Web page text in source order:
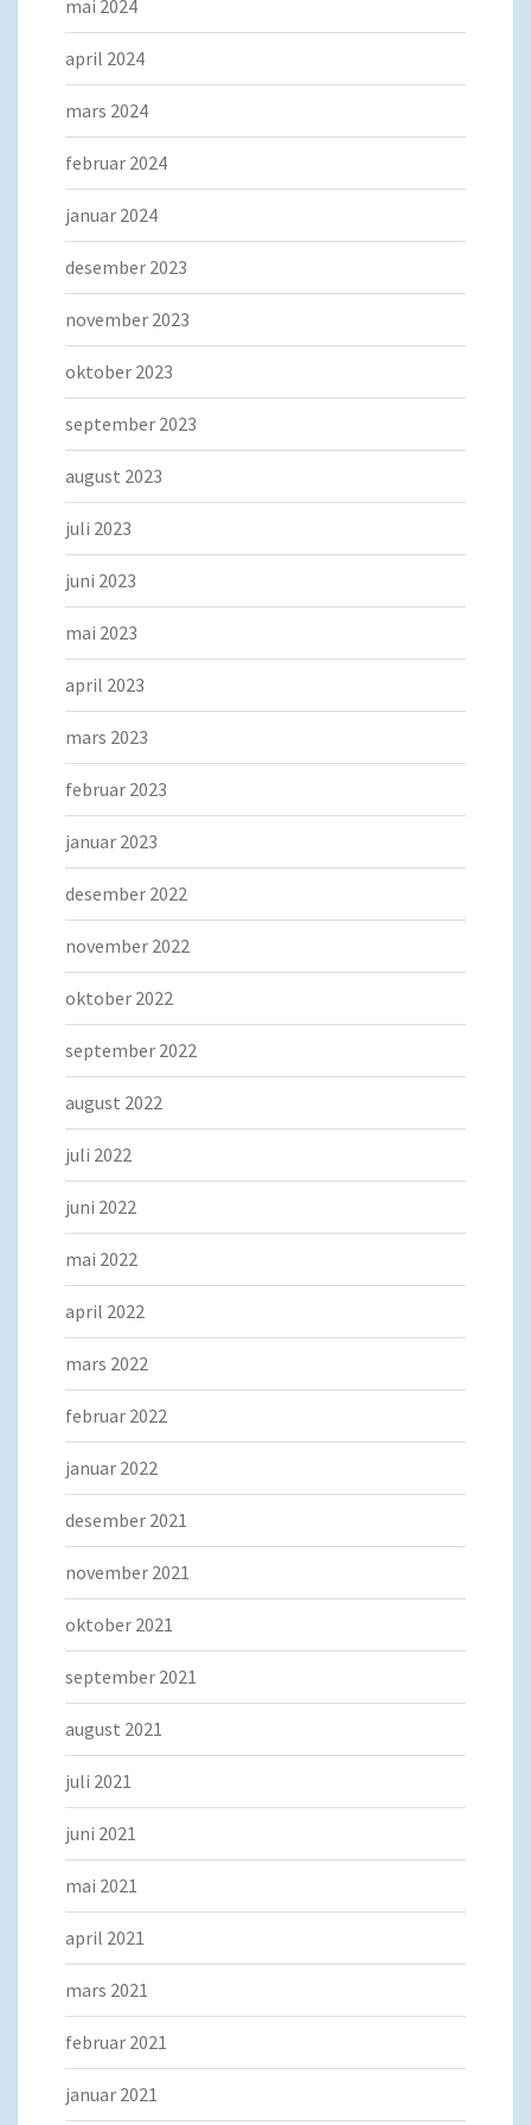
mai 2024
april 2024
mars 2024
februar 2024
januar 2024
desember 2023
november 2023
oktober 2023
september 2023
august 2023
juli 2023
juni 2023
mai 2023
april 2023
mars 2023
februar 2023
januar 2023
desember 2022
november 2022
oktober 2022
september 2022
august 2022
juli 2022
juni 2022
mai 2022
april 2022
mars 2022
februar 2022
januar 2022
desember 2021
november 2021
oktober 2021
september 2021
august 2021
juli 2021
juni 2021
mai 2021
april 2021
mars 2021
februar 2021
januar 2021